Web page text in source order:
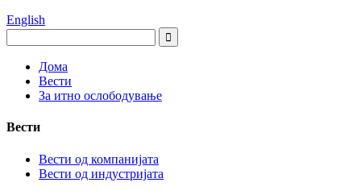
English
Дома
Вести
За итно ослободување
Вести
Вести од компанијата
Вести од индустријата